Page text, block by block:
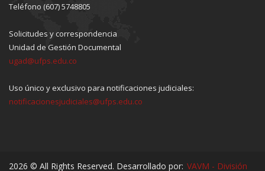
Teléfono (607) 5748805
Solicitudes y correspondencia
Unidad de Gestión Documental
ugad@ufps.edu.co
Uso único y exclusivo para notificaciones judiciales:
notificacionesjudiciales@ufps.edu.co
2026 © All Rights Reserved. Desarrollado por: VAVM - División